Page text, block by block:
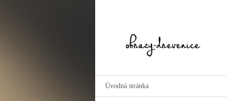
Úvodná stránka